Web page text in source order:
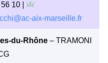
10 |
aix-marseille.fr
du-Rhône – TRAMONI